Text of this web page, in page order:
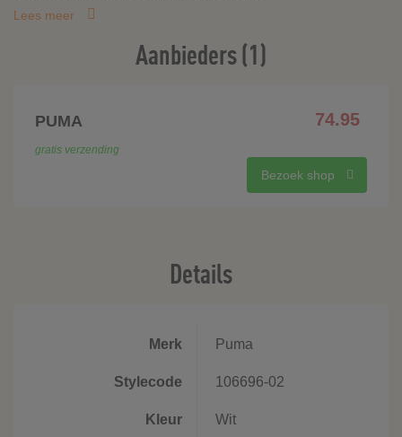
Lees meer
Aanbieders (1)
PUMA 74.95
gratis verzending
Bezoek shop
Details
Merk Puma
Stylecode 106696-02
Kleur Wit